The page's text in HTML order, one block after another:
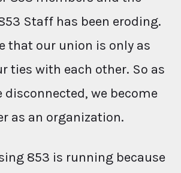
Staff has been eroding.
that our union is only as
ties with each other. So as
disconnected, we become
as an organization.
853 is running because